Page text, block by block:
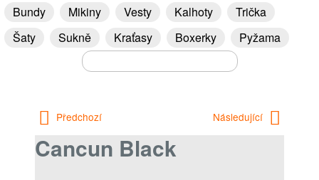
Bundy Mikiny Vesty Kalhoty
Trička
Šaty
Sukně Kraťasy Boxerky Pyžama
Předchozí Následující
Cancun Black